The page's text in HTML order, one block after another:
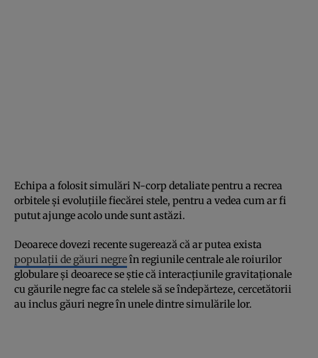
Echipa a folosit simulări N-corp detaliate pentru a recrea
orbitele și evoluțiile fiecărei stele, pentru a vedea cum ar fi
putut ajunge acolo unde sunt astăzi.
Deoarece dovezi recente sugerează că ar putea exista
populații de găuri negreîn regiunile centrale ale roiurilor
globulare și deoarece se știe că interacțiunile gravitaționale
cu găurile negre fac ca stelele să se îndepărteze, cercetătorii
au inclus găuri negre în unele dintre simulările lor.